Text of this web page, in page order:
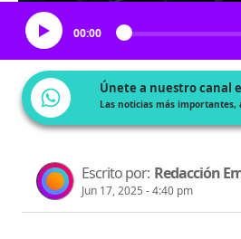
00:00
Únete a nuestro canal
Las noticias más importantes,
Escrito por: Redacción
Jun 17, 2025 - 4:40 pm